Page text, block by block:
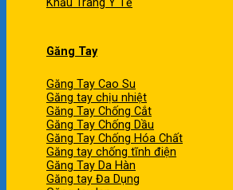
Găng Tay
Găng Tay Cao Su
Găng tay chịu nhiệt
Găng Tay Chống Cắt
Găng Tay Chống Dầu
Găng Tay Chống Hóa Chất
Găng tay chống tĩnh điện
Găng Tay Da Hàn
Găng tay Đa Dụng